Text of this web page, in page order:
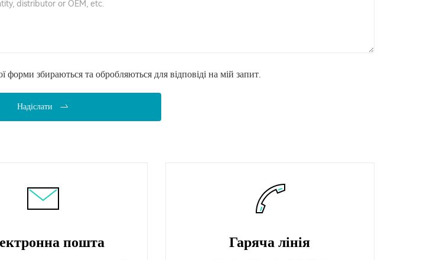
збираються та обробляються для відповіді на мій запит.
Надіслати
пошта Гаряча лінія